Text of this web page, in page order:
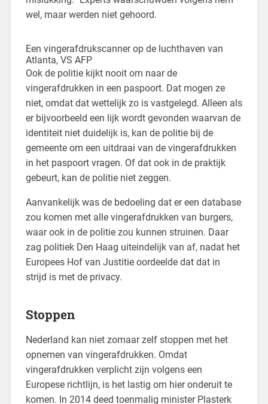
wel, maar werden niet gehoord.
Een vingerafdrukscanner op de luchthaven van
Atlanta, VS AFP
Ook de politie kijkt nooit om naar de
vingerafdrukken in een paspoort. Dat mogen ze
niet, omdat dat wettelijk zo is vastgelegd. Alleen als
er bijvoorbeeld een lijk wordt gevonden waarvan de
identiteit niet duidelijk is, kan de politie bij de
gemeente om een uitdraai van de vingerafdrukken
in het paspoort vragen. Of dat ook in de praktijk
gebeurt, kan de politie niet zeggen.
Aanvankelijk was de bedoeling dat er een database
zou komen met alle vingerafdrukken van burgers,
waar ook in de politie zou kunnen struinen. Daar
zag politiek Den Haag uiteindelijk van af, nadat het
Europees Hof van Justitie oordeelde dat dat in
strijd is met de privacy.
Stoppen
Nederland kan niet zomaar zelf stoppen met het
opnemen van vingerafdrukken. Omdat
vingerafdrukken verplicht zijn volgens een
Europese richtlijn, is het lastig om hier onderuit te
komen. In 2014 deed toenmalig minister Plasterk